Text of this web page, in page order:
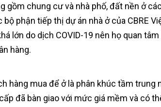
gồm chung cư và nhà phố, đất nền ở
bộ phận tiếp thị dự án nhà ở của CBRE
lớn do dịch COVID-19 nên họ quan
hàng.
hàng mua để ở là phân khúc tầm
đã bàn giao với mức giá mềm và có